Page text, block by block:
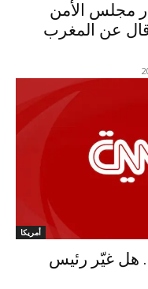
مجلس الأمن
قال عن المغرب
أمريكا
هل غيّر رئيس